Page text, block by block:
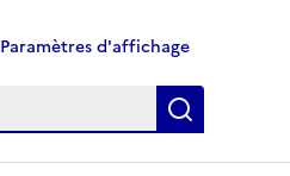
Paramètres d'affichage
Recherche